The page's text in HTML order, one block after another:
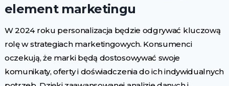
element marketingu
W 2024 roku personalizacja będzie odgrywać kluczową
rolę w strategiach marketingowych. Konsumenci
oczekują, że marki będą dostosowywać swoje
komunikaty, oferty i doświadczenia do ich indywidualnych